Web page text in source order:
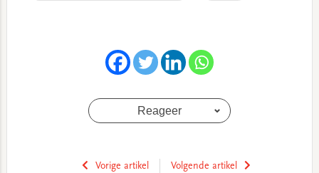
Reageer
Vorige artikel
Volgende artikel